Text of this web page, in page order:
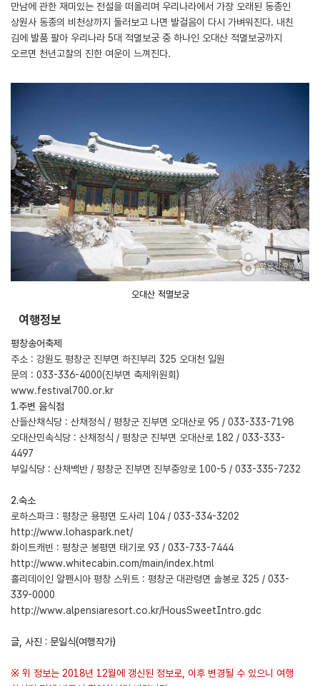
만남에 관한 재미있는 전설을 떠올리며 우리나라에서 가장 오래된 동종인
상원사 동종의 비천상까지 둘러보고 나면 발걸음이 다시 가벼워진다. 내친
김에 발품 팔아 우리나라 5대 적멸보궁 중 하나인 오대산 적멸보궁까지
오르면 천년고찰의 진한 여운이 느껴진다.
오대산 적멸보궁
여행정보
평창송어축제
주소 : 강원도 평창군 진부면 하진부리 325 오대천 일원
문의 : 033-336-4000(진부면 축제위원회)
www.festival700.or.kr
1.주변 음식점
산들산채식당 : 산채정식 / 평창군 진부면 오대산로 95 / 033-333-7198
오대산민속식당 : 산채정식 / 평창군 진부면 오대산로 182 / 033-333-
4497
부일식당 : 산채백반 / 평창군 진부면 진부중앙로 100-5 / 033-335-7232
2.숙소
로하스파크 : 평창군 용평면 도사리 104 / 033-334-3202
http://www.lohaspark.net/
화이트캐빈 : 평창군 봉평면 태기로 93 / 033-733-7444
http://www.whitecabin.com/main/index.html
홀리데이인 알펜시아 평창 스위트 : 평창군 대관령면 솔봉로 325 / 033-
339-0000
http://www.alpensiaresort.co.kr/HousSweetIntro.gdc
글, 사진 : 문일식(여행작가)
※ 위 정보는 2018년 12월에 갱신된 정보로, 이후 변경될 수 있으니 여행